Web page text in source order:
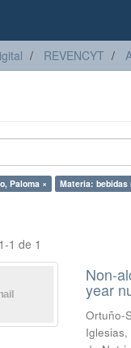
REVENCYT
Paloma × Materia: bebidas
1 de 1
Non-
year
Ortuño-